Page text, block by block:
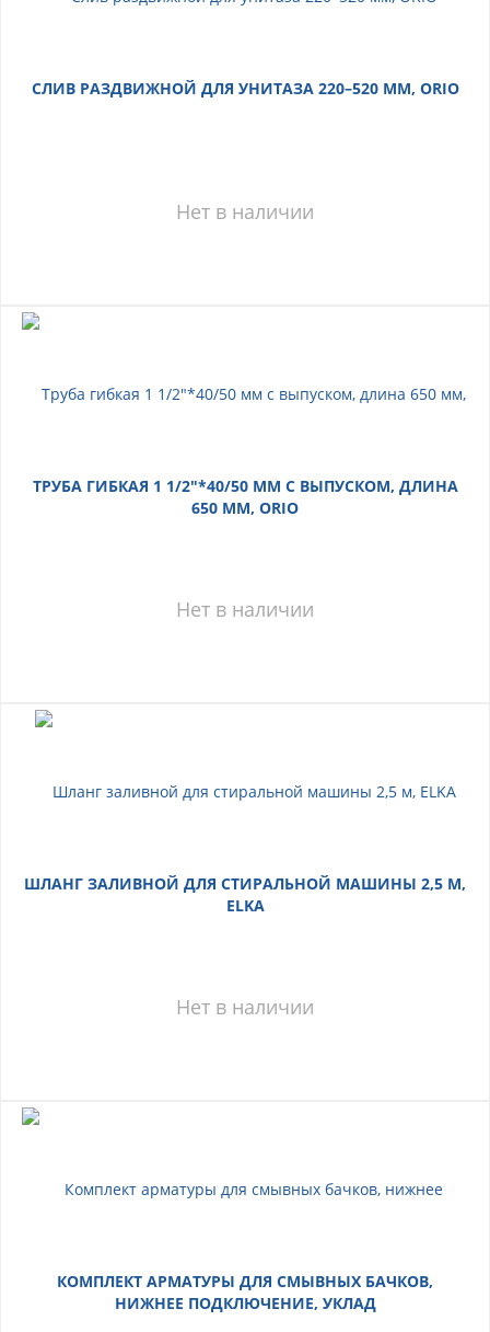
СЛИВ РАЗДВИЖНОЙ ДЛЯ УНИТАЗА 220–520 ММ, ORIO
Нет в наличии
ТРУБА ГИБКАЯ 1 1/2"*40/50 ММ С ВЫПУСКОМ, ДЛИНА
650 ММ, ORIO
Нет в наличии
ШЛАНГ ЗАЛИВНОЙ ДЛЯ СТИРАЛЬНОЙ МАШИНЫ 2,5 М,
ELKA
Нет в наличии
КОМПЛЕКТ АРМАТУРЫ ДЛЯ СМЫВНЫХ БАЧКОВ,
НИЖНЕЕ ПОДКЛЮЧЕНИЕ, УКЛАД